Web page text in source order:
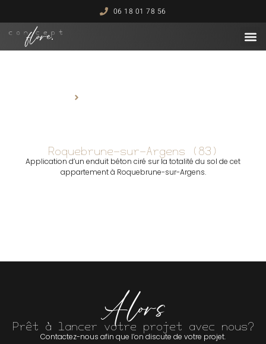
06 18 01 78 56
Roquebrune-sur-Argens (83)
Application d’un enduit béton ciré sur la totalité du sol de cet
appartement à Roquebrune-sur-Argens.
Alors
Prêt à lancer votre projet avec nous?
Contactez-nous afin que l’on discute de votre projet.